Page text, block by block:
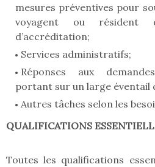
mesures préventives pour
voyagent ou résident
d’accréditation;
Services administratifs;
Réponses aux
portant sur un large éventail
Autres tâches selon les
QUALIFICATIONS
Toutes les qualifications